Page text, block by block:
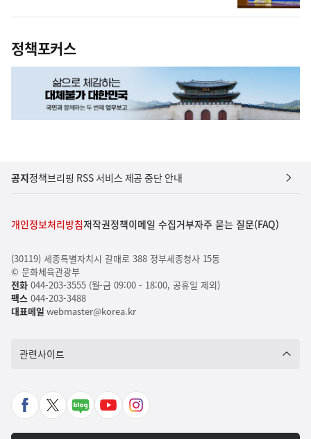
정책포커스
공지정책브리핑 RSS 서비스 제공 중단 안내
개인정보처리방침저작권정책이메일 수집거부자주 묻는 질문(FAQ)
(30119) 세종특별자치시 갈매로 388 정부세종청사 15동
© 문화체육관광부
전화044-203-3555 (월-금 09:00 - 18:00, 공휴일 제외)
팩스044-203-3488
대표메일 webmaster@korea.kr
관련사이트
페
X
네
유
인